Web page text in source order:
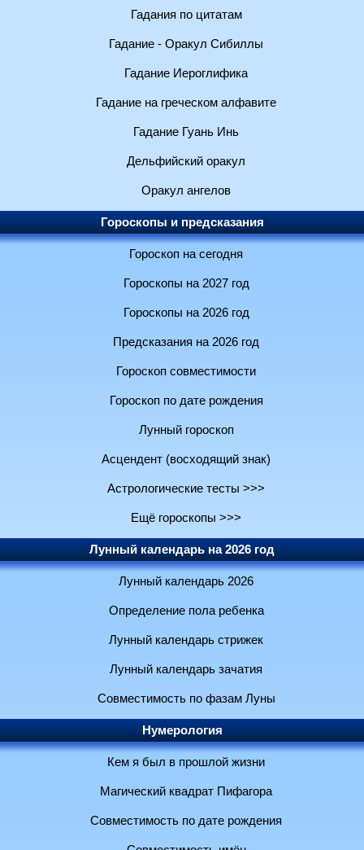
Гадания по цитатам
Гадание - Оракул Сибиллы
Гадание Иероглифика
Гадание на греческом алфавите
Гадание Гуань Инь
Дельфийский оракул
Оракул ангелов
Гороскопы и предсказания
Гороскоп на сегодня
Гороскопы на 2027 год
Гороскопы на 2026 год
Предсказания на 2026 год
Гороскоп совместимости
Гороскоп по дате рождения
Лунный гороскоп
Асцендент (восходящий знак)
Астрологические тесты >>>
Ещё гороскопы >>>
Лунный календарь на 2026 год
Лунный календарь 2026
Определение пола ребенка
Лунный календарь стрижек
Лунный календарь зачатия
Совместимость по фазам Луны
Нумерология
Кем я был в прошлой жизни
Магический квадрат Пифагора
Совместимость по дате рождения